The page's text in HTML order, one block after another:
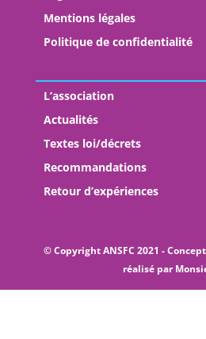
Mentions légales
Politique de confidentialité
L’association
Actualités
Textes loi/décrets
Recommandations
Retour d’expériences
© Copyright ANSFC 2021 -
réalisé par